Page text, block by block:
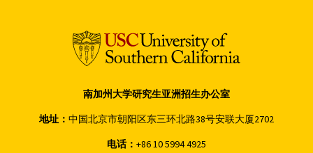
南加州大学研究生亚洲招生办公室
地址： 中国北京市朝阳区东三环北路38号安联大厦2702
电话： +86 10 5994 4925